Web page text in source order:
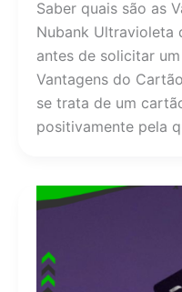
Saber quais são as
Nubank Ultravioleta
antes de solicitar
Vantagens do
se trata de um
positivamente pela